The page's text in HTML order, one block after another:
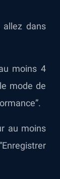
allez dans
moins 4
mode de
au moins